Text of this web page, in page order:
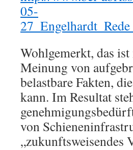
05-
Wohlgemerkt, das
Meinung von
belastbare Fakten,
kann. Im Resultat
von
„zukunftsweisendes